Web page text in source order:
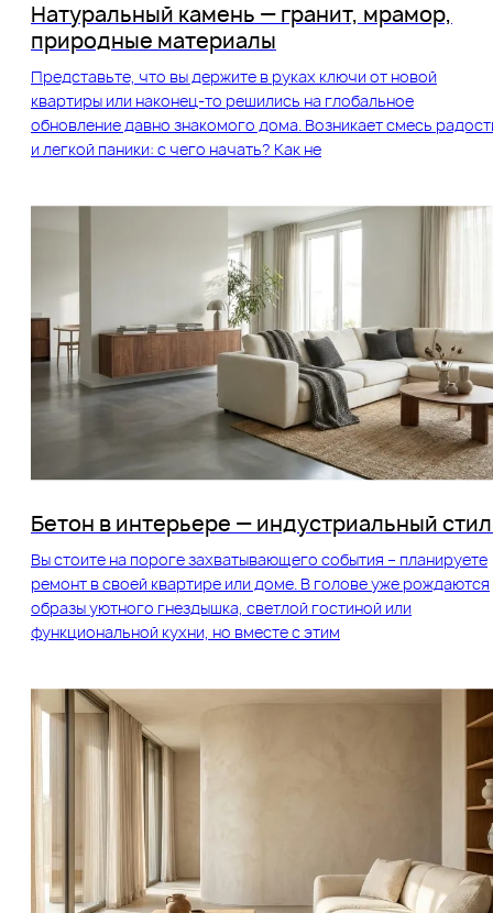
Натуральный камень — гранит, мрамор,
природные материалы
Представьте, что вы держите в руках ключи от новой
квартиры или наконец-то решились на глобальное
обновление давно знакомого дома. Возникает смесь
и легкой паники: с чего начать? Как не
Бетон в интерьере — индустриальный
Вы стоите на пороге захватывающего события – планируете
ремонт в своей квартире или доме. В голове уже рождаются
образы уютного гнездышка, светлой гостиной или
функциональной кухни, но вместе с этим